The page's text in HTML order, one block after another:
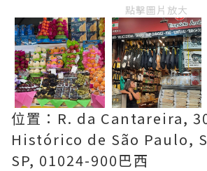
點擊圖片放大
位置：R. da Cantareira,
Histórico de São Paulo,
SP, 01024-900巴西